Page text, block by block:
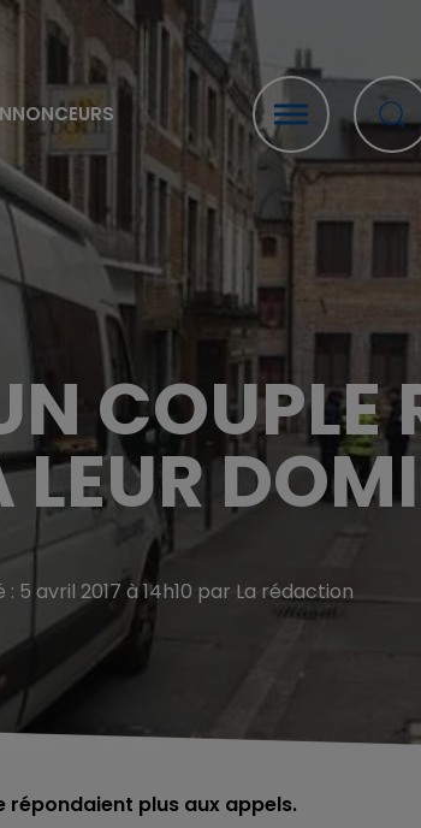
COUPLE
LEUR
: 5 avril 2017 à 14h10 par La rédaction
répondaient plus aux appels.